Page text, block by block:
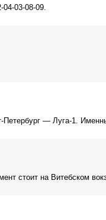
03-08-09.
Петербург — Луга-1.
стоит на Витебском